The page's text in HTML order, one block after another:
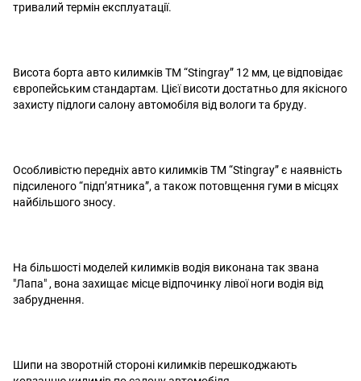
тривалий термін експлуатації.
Висота борта авто килимків ТМ “Stingray” 12 мм, це відповідає
європейським стандартам. Цієї висоти достатньо для якісного
захисту підлоги салону автомобіля від вологи та бруду.
Особливістю передніх авто килимків ТМ “Stingray” є наявність
підсиленого “підп’ятника”, а також потовщення гуми в місцях
найбільшого зносу.
На більшості моделей килимків водія виконана так звана
"Лапа" , вона захищає місце відпочинку лівої ноги водія від
забруднення.
Шипи на зворотній стороні килимків перешкоджають